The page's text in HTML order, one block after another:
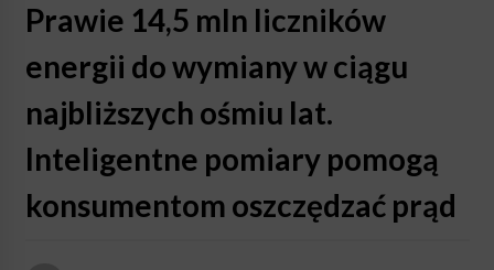
Prawie 14,5 mln liczników
energii do wymiany w ciągu
najbliższych ośmiu lat.
Inteligentne pomiary pomogą
konsumentom oszczędzać prąd